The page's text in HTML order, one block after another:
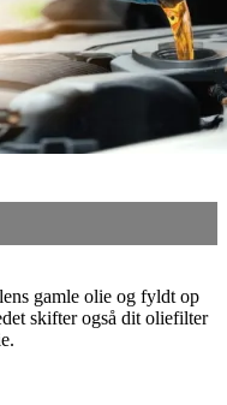
gamle olie og fyldt op
skifter også dit oliefilter